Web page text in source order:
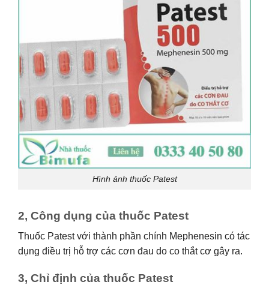
Hình ảnh thuốc Patest
2, Công dụng của thuốc Patest
Thuốc Patest với thành phần chính Mephenesin có tác
dụng điều trị hỗ trợ các cơn đau do co thắt cơ gây ra.
3, Chỉ định của thuốc Patest